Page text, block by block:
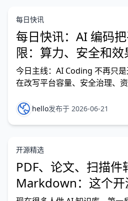
每日快讯
每日快讯：AI 编码
限：算力、安全和
今日主线：AI Coding 不再只
在改写平台容量、安全治理、
本和风险推到台前。 今日重点
缓解容量压力：AI 编码带来的
hello发布于 2026-06-21
开源精选
PDF、论文、扫描件
Markdown：这个开